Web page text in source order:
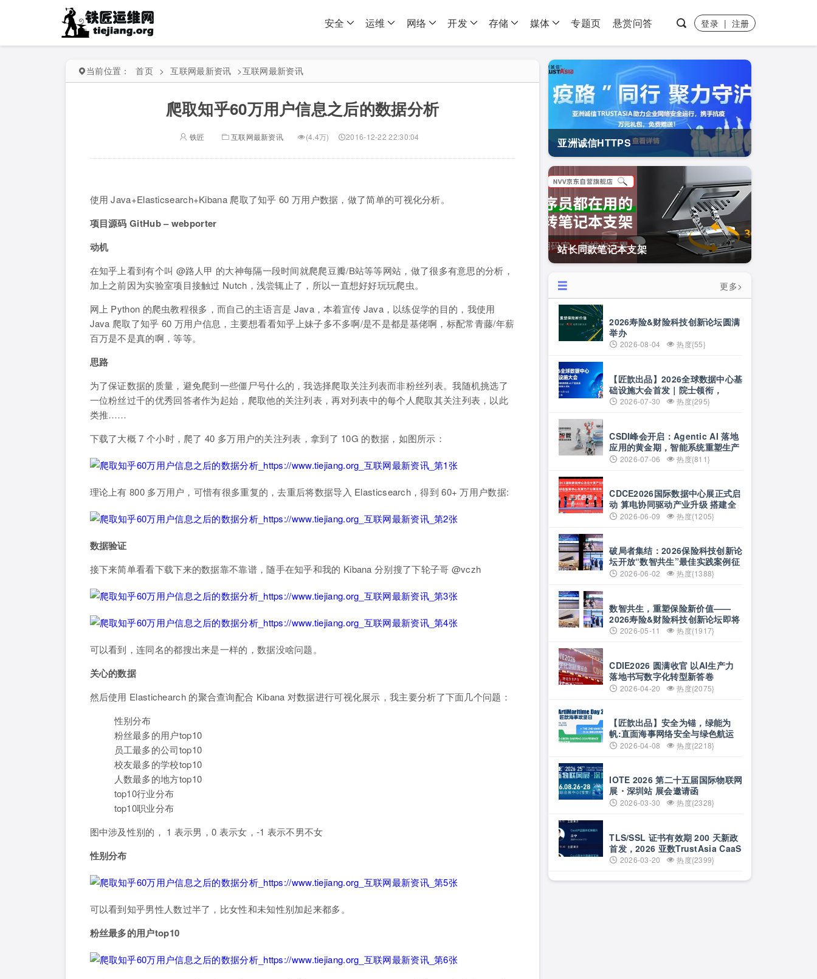
安全 运维 网络 开发 存储 媒体 专题页 悬赏问答 登录 | 注册
当前位置： 首页 > 互联网最新资讯 >互联网最新资讯
爬取知乎60万用户信息之后的数据分析
铁匠 互联网最新资讯 (4.4万) 2016-12-22 22:30:04
使用 Java+Elasticsearch+Kibana 爬取了知乎 60 万用户数据，做了简单的可视化分析。
项目源码 GitHub – webporter
动机
在知乎上看到有个叫 @路人甲 的大神每隔一段时间就爬爬豆瓣/B站等等网站，做了很多有意思的分析，
加上之前因为实验室项目接触过 Nutch，浅尝辄止了，所以一直想好好玩玩爬虫。
网上 Python 的爬虫教程很多，而自己的主语言是 Java，本着宣传 Java，以练促学的目的，我使用
Java 爬取了知乎 60 万用户信息，主要想看看知乎上妹子多不多啊/是不是都是基佬啊，标配常青藤/年薪
百万是不是真的啊，等等。
思路
为了保证数据的质量，避免爬到一些僵尸号什么的，我选择爬取关注列表而非粉丝列表。我随机挑选了
一位粉丝过千的优秀回答者作为起始，爬取他的关注列表，再对列表中的每个人爬取其关注列表，以此
类推……
下载了大概 7 个小时，爬了 40 多万用户的关注列表，拿到了 10G 的数据，如图所示：
理论上有 800 多万用户，可惜有很多重复的，去重后将数据导入 Elasticsearch，得到 60+ 万用户数据:
数据验证
接下来简单看看下载下来的数据靠不靠谱，随手在知乎和我的 Kibana 分别搜了下轮子哥 @vczh
可以看到，连同名的都搜出来是一样的，数据没啥问题。
关心的数据
然后使用 Elastichearch 的聚合查询配合 Kibana 对数据进行可视化展示，我主要分析了下面几个问题：
性别分布
粉丝最多的用户top10
员工最多的公司top10
校友最多的学校top10
人数最多的地方top10
top10行业分布
top10职业分布
图中涉及性别的， 1 表示男，0 表示女，-1 表示不男不女
性别分布
可以看到知乎男性人数过半了，比女性和未知性别加起来都多。
粉丝最多的用户top10
亚洲诚信HTTPS
站长同款笔记本支架
更多>
2026寿险&财险科技创新论坛圆满
举办
2026-08-04 热度{55}
【匠歆出品】2026全球数据中心基
础设施大会首发｜院士领衔，
100+头部企业已确认，500人齐聚
2026-07-30 热度{295}
CSDI峰会开启：Agentic AI 落地
应用的黄金期，智能系统重塑生产
力 2026-07-06 热度{811}
CDCE2026国际数据中心展正式启
动 算电协同驱动产业升级 搭建全
球合作平台
2026-06-09 热度{1205}
破局者集结：2026保险科技创新论
坛开放“数智共生”最佳实践案例征
集 2026-06-02 热度{1388}
数智共生，重塑保险新价值——
2026寿险&财险科技创新论坛即将
启幕2026-05-11 热度{1917}
CDIE2026 圆满收官 以AI生产力
落地书写数字化转型新答卷
2026-04-20 热度{2075}
【匠歆出品】安全为锚，绿能为
帆:直面海事网络安全与绿色航运
的双重挑战@The ArtiMaritime
2026-04-08 热度{2218}
IOTE 2026 第二十五届国际物联网
展・深圳站 展会邀请函
2026-03-30 热度{2328}
TLS/SSL 证书有效期 200 天新政
首发，2026 亚数TrustAsia CaaS
2.0 发布会邀您见证！
2026-03-20 热度{2399}